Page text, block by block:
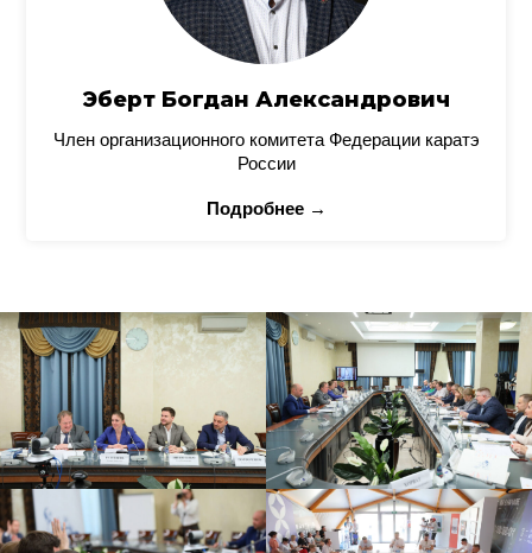
Эберт Богдан Александрович
Член организационного комитета Федерации каратэ
России
Подробнее →